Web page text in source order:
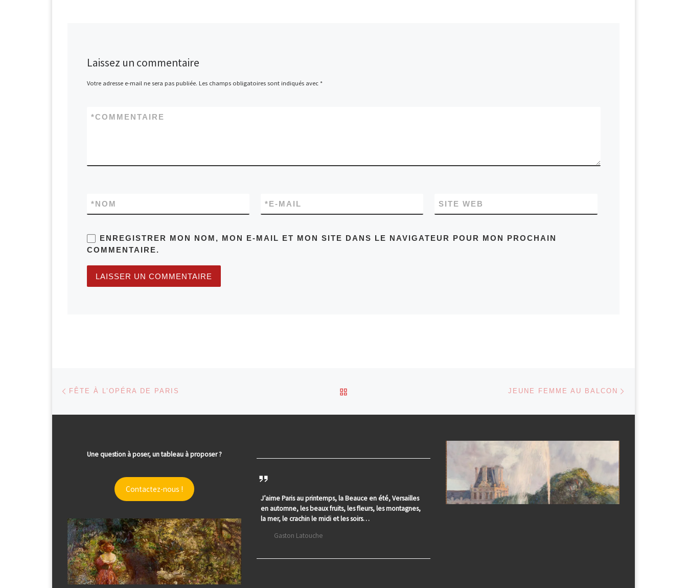
Laissez un commentaire
Votre adresse e-mail ne sera pas publiée. Les champs obligatoires sont indiqués avec *
COMMENTAIRE
*
NOM
* E-MAIL
* SITE WEB
ENREGISTRER MON NOM, MON E-MAIL ET MON SITE DANS LE NAVIGATEUR POUR MON PROCHAIN
COMMENTAIRE.
Parcourir les articles
FÊTE À L’OPÉRA DE PARIS JEUNE FEMME AU BALCON
Une question à poser, un tableau à proposer ?
Contactez-nous !
J’aime Paris au printemps, la Beauce en été, Versailles
en automne, les beaux fruits, les fleurs, les montagnes,
la mer, le crachin le midi et les soirs…
Gaston Latouche